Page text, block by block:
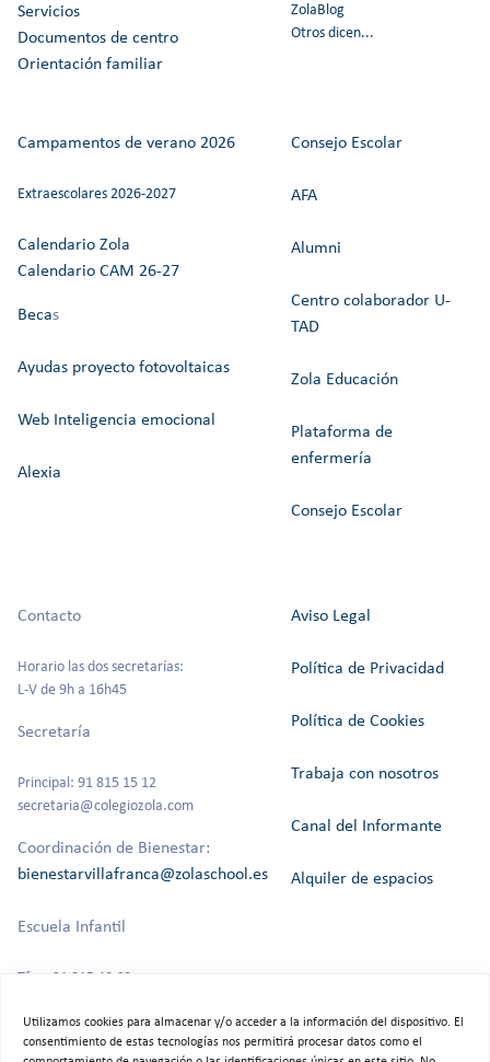
Utilizamos cookies para almacenar y/o acceder a la información del dispositivo. El
consentimiento de estas tecnologías nos permitirá procesar datos como el
Servicios
Documentos de centro
Orientación familiar
ZolaBlog
Otros dicen...
Campamentos de verano 2026
Extraescolares 2026-2027
Calendario Zola
Calendario CAM 26-27
Becas
Ayudas proyecto fotovoltaicas
Web Inteligencia emocional
Alexia
Consejo Escolar
AFA
Alumni
Centro colaborador U-
TAD
Zola Educación
Plataforma de
enfermería
Consejo Escolar
Contacto
Horario las dos secretarías:
L-V de 9h a 16h45
Secretaría
Principal: 91 815 15 12
secretaria@colegiozola.com
Coordinación de Bienestar:
bienestarvillafranca@zolaschool.es
Escuela Infantil
Tfno: 91 815 40 60
Aviso Legal
Política de Privacidad
Política de Cookies
Trabaja con nosotros
Canal del Informante
Alquiler de espacios